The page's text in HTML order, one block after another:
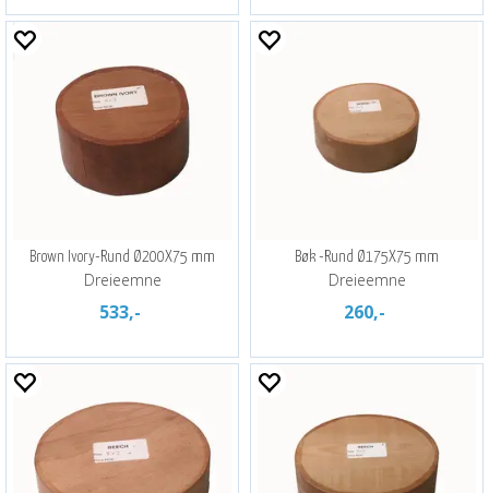
Brown Ivory-Rund Ø200X75 mm
Dreieemne
533,-
Bøk -Rund Ø175X75 mm
Dreieemne
260,-